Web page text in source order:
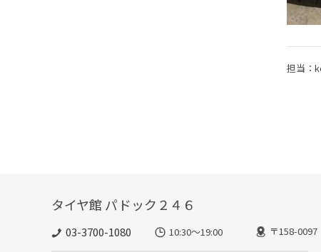
担当：
タイヤ館 パドック２４６
03-3700-1080 10:30～19:00 〒158-